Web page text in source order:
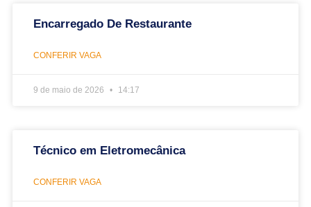
Encarregado De Restaurante
CONFERIR VAGA
9 de maio de 2026 14:17
Técnico em Eletromecânica
CONFERIR VAGA